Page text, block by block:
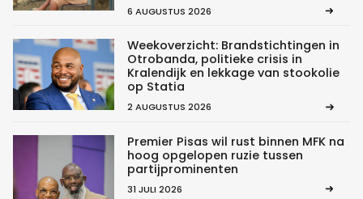
6 AUGUSTUS 2026
Weekoverzicht: Brandstichtingen in
Otrobanda, politieke crisis in
Kralendijk en lekkage van stookolie
op Statia
2 AUGUSTUS 2026
Premier Pisas wil rust binnen MFK na
hoog opgelopen ruzie tussen
partijprominenten
31 JULI 2026